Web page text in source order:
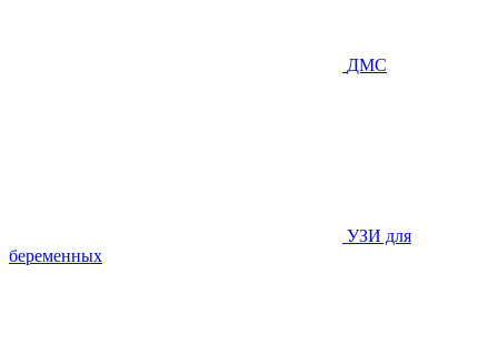
ДМС
УЗИ для
беременных